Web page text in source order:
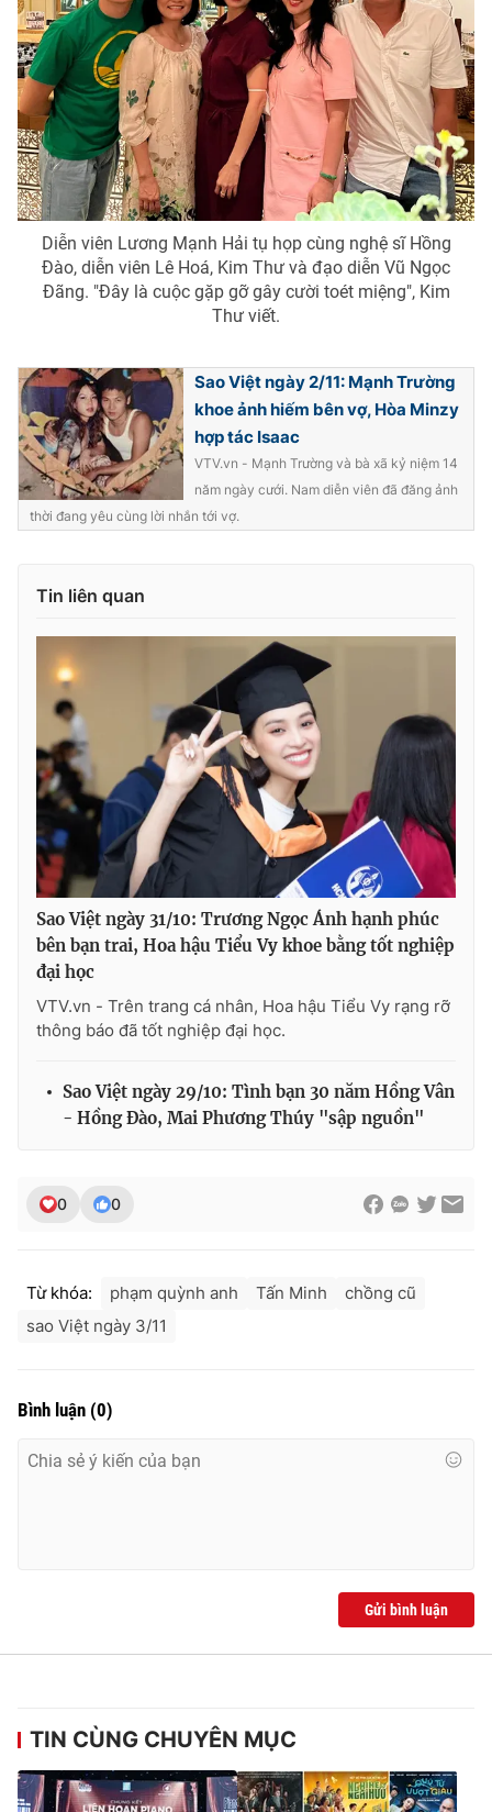
Diễn viên Lương Mạnh Hải tụ họp cùng nghệ sĩ Hồng
Đào, diễn viên Lê Hoá, Kim Thư và đạo diễn Vũ Ngọc
Đãng. "Đây là cuộc gặp gỡ gây cười toét miệng", Kim
Thư viết.
Sao Việt ngày 2/11: Mạnh Trường
khoe ảnh hiếm bên vợ, Hòa Minzy
hợp tác Isaac
VTV.vn - Mạnh Trường và bà xã kỷ niệm 14
năm ngày cưới. Nam diễn viên đã đăng ảnh
thời đang yêu cùng lời nhắn tới vợ.
Tin liên quan
Sao Việt ngày 31/10: Trương Ngọc Ánh hạnh phúc
bên bạn trai, Hoa hậu Tiểu Vy khoe bằng tốt nghiệp
đại học
VTV.vn - Trên trang cá nhân, Hoa hậu Tiểu Vy rạng rỡ
thông báo đã tốt nghiệp đại học.
Sao Việt ngày 29/10: Tình bạn 30 năm Hồng Vân
- Hồng Đào, Mai Phương Thúy "sập nguồn"
0 0
Từ khóa: phạm quỳnh anh Tấn Minh
chồng cũ
sao Việt ngày 3/11
Bình luận (0)
Gửi bình luận
TIN CÙNG CHUYÊN MỤC